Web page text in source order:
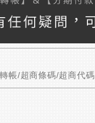
帳/超商條碼/超商代碼